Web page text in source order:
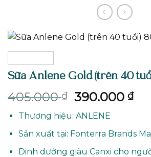
Sữa Anlene Gold (trên 40
405.000₫ Giá
gốc
là:
405.000 ₫.
390.000₫Giá
là:
Thương hiệu: ANLENE
Sản xuất tại: Fonterra Brands
Dinh dưỡng giàu Canxi cho